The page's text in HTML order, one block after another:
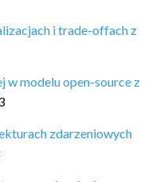
i trade-offach z
w modelu open-source z
zdarzeniowych